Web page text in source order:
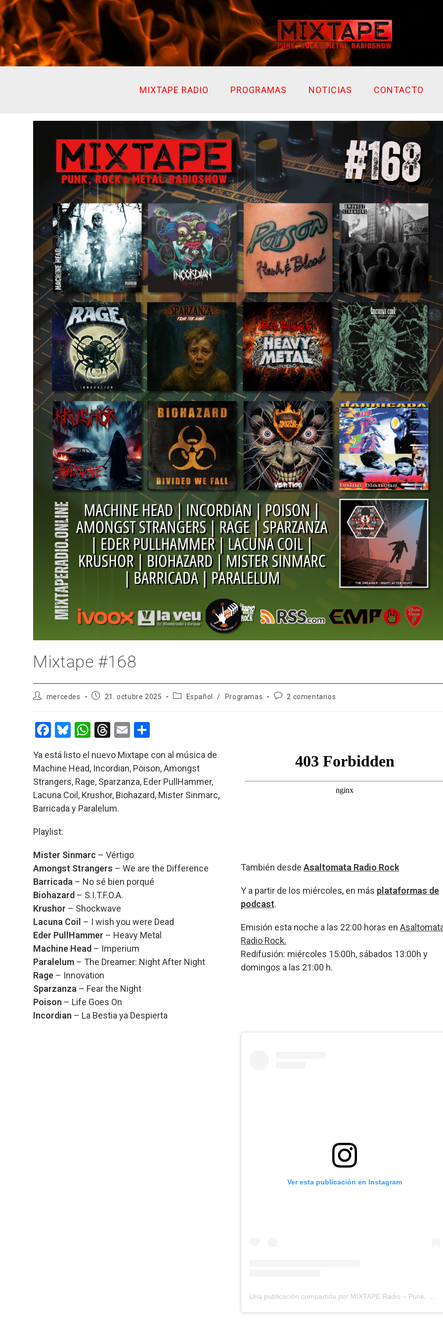
al
contenido
MIXTAPE RADIO PROGRAMAS NOTICIAS CONTACTO
Mixtape #168
Autor
entrada:
mercedes
Publicación
entrada:
21. octubre 2025
Categoría
Español / Programas
Comentarios
2 comentarios
F
ce
b
o
o
k
Bl
es
ky
W
at
s
A
p
T
e
a
d
s
E
ail m
p
ar
Ya está listo el nuevo Mixtape con al música de
Machine Head, Incordian, Poison, Amongst
Strangers, Rage, Sparzanza, Eder PullHammer,
Lacuna Coil, Krushor, Biohazard, Mister Sinmarc,
Barricada y Paralelum.
Playlist:
Mister Sinmarc – Vértigo
Amongst Strangers – We are the Difference
Barricada – No sé bien porqué
Biohazard – S.I.T.F.O.A.
Krushor – Shockwave
Lacuna Coil – I wish you were Dead
Eder PullHammer – Heavy Metal
Machine Head – Imperium
Paralelum – The Dreamer: Night After Night
Rage – Innovation
Sparzanza – Fear the Night
Poison – Life Goes On
Incordian – La Bestia ya Despierta
También desdeAsaltomata Radio Rock
Y a partir de los miércoles, en más plataformas de
podcast.
Emisión esta noche a las 22:00 horas en
Radio Rock.
Redifusión: miércoles 15:00h, sábados 13:00h y
domingos a las 21:00 h.
Ver esta publicación en Instagram
Una publicación compartida por MIXTAPE Radio – Punk, Rock & Metal (@mixtape.programaderadio)